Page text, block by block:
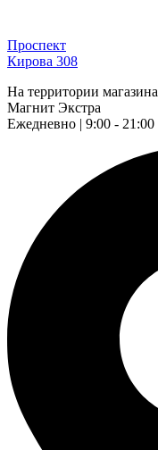
Проспект
Кирова 308
На территории магазина
Магнит Экстра
Ежедневно | 9:00 - 21:00